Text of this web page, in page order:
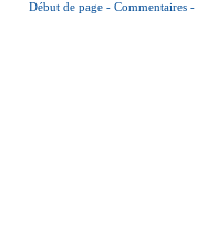
Début de page - Commentaires -